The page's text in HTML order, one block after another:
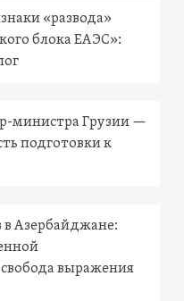
«развода»
блока ЕАЭС»:
министра Грузии —
подготовки к
Азербайджане:
выражения